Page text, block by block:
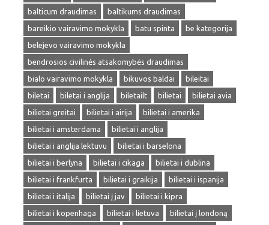
balticum draudimas
baltikums draudimas
bareikio vairavimo mokykla
batu spinta
be kategorija
belejevo vairavimo mokykla
bendrosios civilinės atsakomybės draudimas
bialo vairavimo mokykla
bikuvos baldai
bileitai
biletai
biletai i anglija biletailt bilietai
bilietai avia
bilietai greitai
bilietai i airija
bilietai i amerika
bilietai i amsterdama
bilietai i anglija
bilietai i anglija lektuvu
bilietai i barselona
bilietai i berlyna
bilietai i cikaga
bilietai i dublina
bilietai i frankfurta
bilietai i graikija
bilietai i ispanija
bilietai i italija
bilietai į jav
bilietai i kipra
bilietai i kopenhaga
bilietai i lietuva
bilietai į londoną